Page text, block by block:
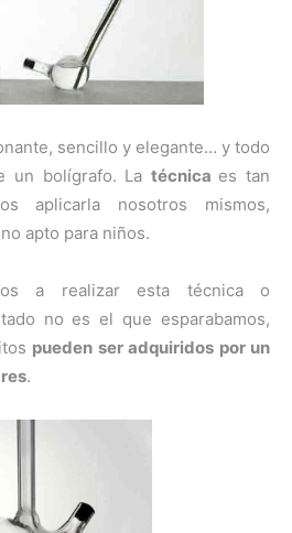
sencillo y elegante… y todo
un bolígrafo. La técnica es tan
aplicarla nosotros mismos,
apto para niños.
a realizar esta técnica o
no es el que esparabamos,
pueden ser adquiridos por un
.